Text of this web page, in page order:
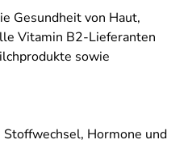
Gesundheit von Haut,
Vitamin B2-Lieferanten
sowie
Hormone und